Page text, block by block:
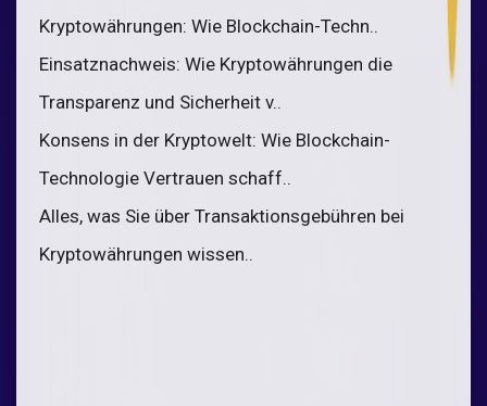
Kryptowährungen: Wie Blockchain-Techn..
Einsatznachweis: Wie Kryptowährungen die
Transparenz und Sicherheit v..
Konsens in der Kryptowelt: Wie Blockchain-
Technologie Vertrauen schaff..
Alles, was Sie über Transaktionsgebühren bei
Kryptowährungen wissen..